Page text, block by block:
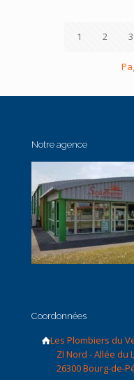
1 2 3
Notre agence
Coordonnées
Les Plombiers du
ZI Nord - Allée du
26300 Bourg-de-